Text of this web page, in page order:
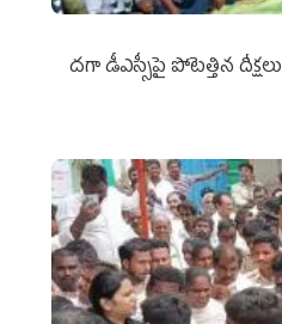
దగా డీఎస్సీపై పోటెత్తిన దీక్షలు